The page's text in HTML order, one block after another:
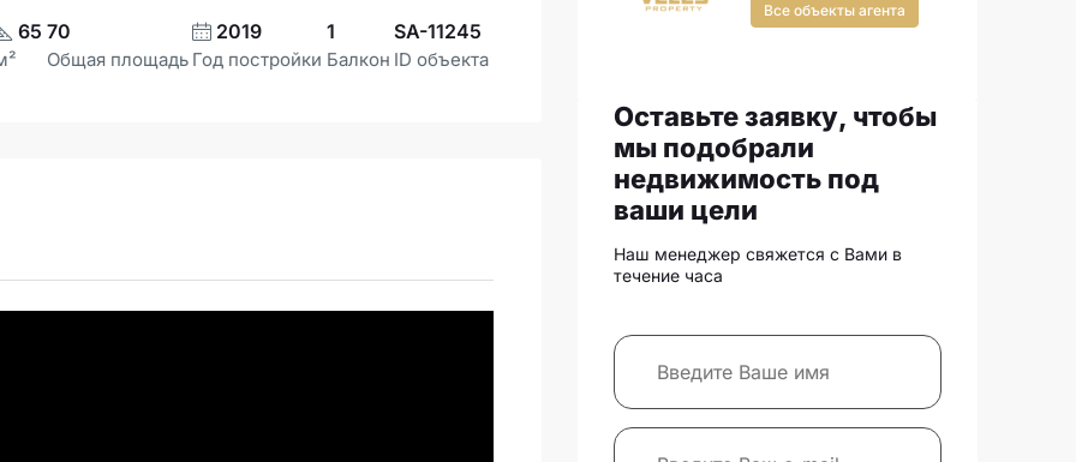
65 70
Общая площадь
2019
Год постройки
1
Балкон
SA-11245
ID объекта
Все объекты агента
Оставьте заявку, чтобы
мы подобрали
недвижимость под
ваши цели
Наш менеджер свяжется с Вами в
течение часа